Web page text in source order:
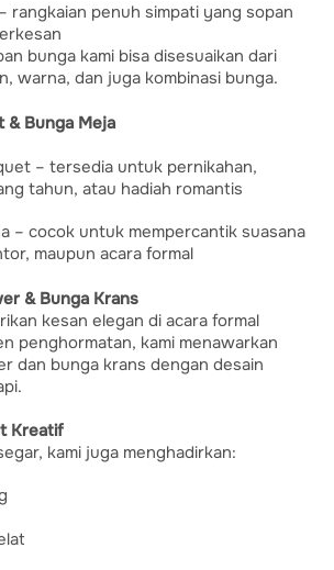
rangkaian penuh simpati yang sopan
bunga kami bisa disesuaikan dari
warna, dan juga kombinasi bunga.
& Bunga Meja
– tersedia untuk pernikahan,
tahun, atau hadiah romantis
– cocok untuk mempercantik suasana
maupun acara formal
& Bunga Krans
kesan elegan di acara formal
penghormatan, kami menawarkan
dan bunga krans dengan desain
Kreatif
kami juga menghadirkan: